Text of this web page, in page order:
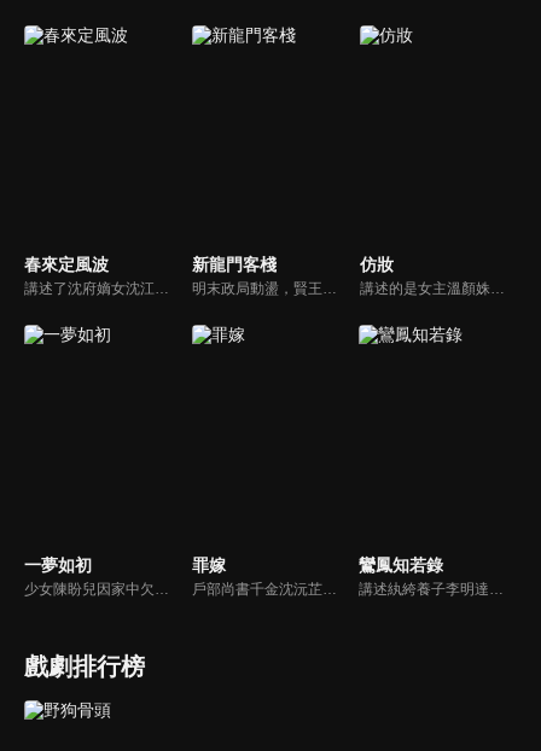
春來定風波
講述了沈府嫡女沈江離至純至善，成婚夜被設計與二少主陸景明有夫妻之實，還遭陷害禁足祠堂。分娩遇難被救後兒子焱焱卻有頑疾，藥只有陸家有，沈江離為救子重回陸府。她打臉刁難者，揭開當年被陷害的陰謀，也解開與陸景明的誤會，焱焱則神助攻兩人破鏡重圓。
新龍門客棧
明末政局動盪，賢王將立為太子，引來敬王與東廠曹少欽暗中謀害。錦衣衛周淮安護送英王遇伏，逃亡途中攜小王爺求助俠女邱莫言，並逃至龍門島。女掌櫃金鑲玉傾心周淮安，三人情義糾葛。最終周力挫奸黨、昭雪忠冤，成就開海開市大業，功成隱退，金鑲玉守候不渝。
仿妝
講述的是女主溫顏姝和男主慕寒陰差陽錯之下用不同的身份從相識相知到真誠相愛，從保護自己的小家到共同守護天下的故事，展現了他們對於美好愛情的無限嚮往和不懈追求，對於彼此人生創傷的互相寬慰與治癒，對於自身責任和使命的勇敢擔當。
一夢如初 罪嫁
戶部尚書千金沈沅芷為救青梅顧恒遠甘願頂罪，卻捲入侯府仇怨，嫁給仇人樊星序。情郎背叛、小叔設局、皇族陷害，她步步為營，暗中翻盤，終揭真兇，解開誤會。真假賀薇蘭現身，掀起最後風暴。
鸞鳳知若錄
戲劇排行榜